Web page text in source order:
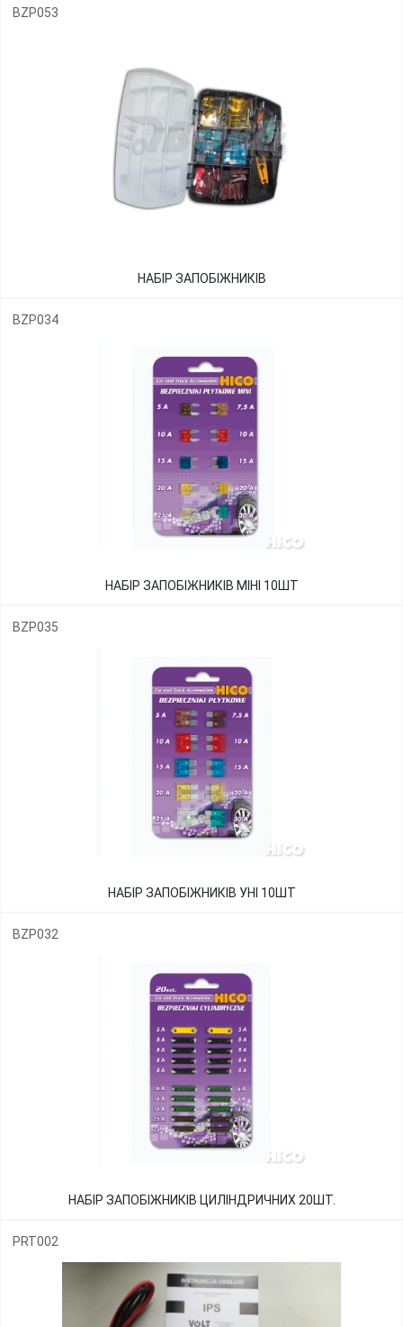
BZP053
НАБІР ЗАПОБІЖНИКІВ
BZP034
НАБІР ЗАПОБІЖНИКІВ МІНІ 10ШТ
BZP035
НАБІР ЗАПОБІЖНИКІВ УНІ 10ШТ
BZP032
НАБІР ЗАПОБІЖНИКІВ ЦИЛІНДРИЧНИХ 20ШТ.
PRT002